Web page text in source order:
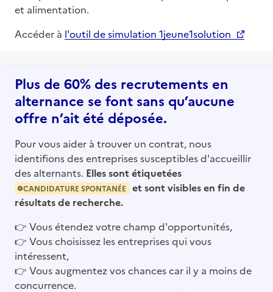
et alimentation.
Accéder à l'outil de simulation 1jeune1solution
Plus de 60% des recrutements en
alternance se font sans qu’aucune
offre n’ait été déposée.
Pour vous aider à trouver un contrat, nous
identifions des entreprises susceptibles d'accueillir
des alternants. Elles sont étiquetées
CANDIDATURE SPONTANÉE
et sont visibles en fin de
résultats de recherche.
👉 Vous étendez votre champ d'opportunités,
👉 Vous choisissez les entreprises qui vous
intéressent,
👉 Vous augmentez vos chances car il y a moins de
concurrence.